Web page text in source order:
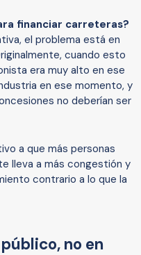
financiar carreteras?
el problema está en
cuando esto
era muy alto en ese
en ese momento, y
no deberían ser
a que más personas
lleva a más congestión y
contrario a lo que la
no en